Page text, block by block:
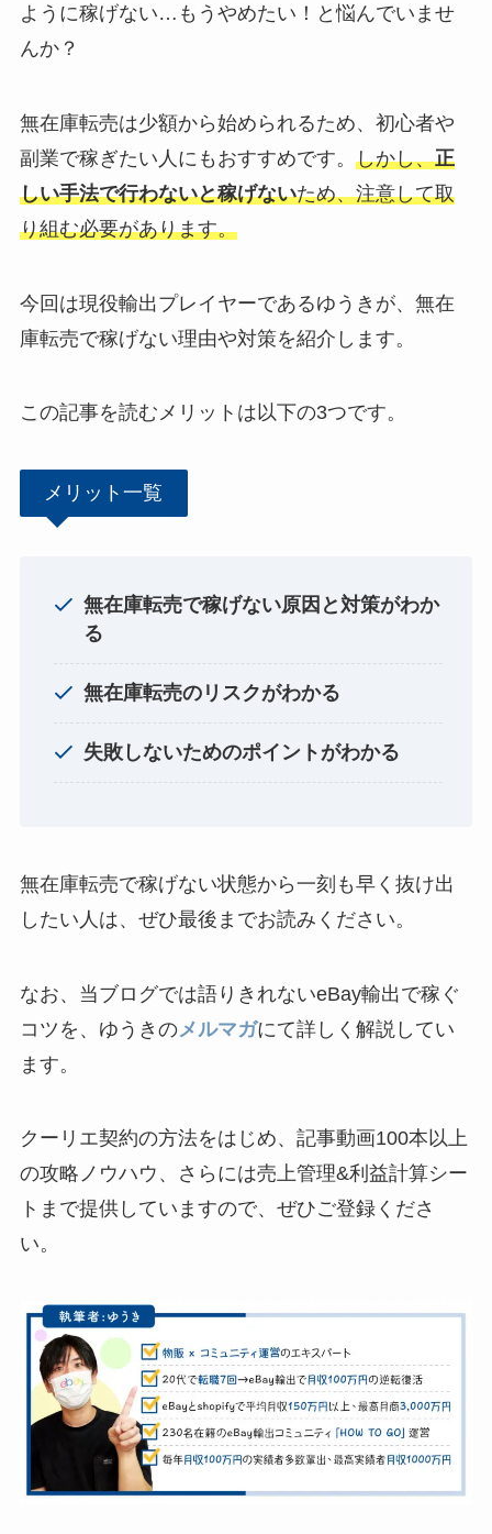
ように稼げない…もうやめたい！と悩んでいませ
んか？
無在庫転売は少額から始められるため、初心者や
副業で稼ぎたい人にもおすすめです。 しかし、正
しい手法で行わないと稼げないため、注意して取
り組む必要があります。
今回は現役輸出プレイヤーであるゆうきが、無在
庫転売で稼げない理由や対策を紹介します。
この記事を読むメリットは以下の3つです。
メリット一覧
無在庫転売で稼げない原因と対策がわか
る
無在庫転売のリスクがわかる
失敗しないためのポイントがわかる
無在庫転売で稼げない状態から一刻も早く抜け出
したい人は、ぜひ最後までお読みください。
なお、当ブログでは語りきれないeBay輸出で稼ぐ
コツを、ゆうきのメルマガにて詳しく解説してい
ます。
クーリエ契約の方法をはじめ、記事動画100本以上
の攻略ノウハウ、さらには売上管理&利益計算シー
トまで提供していますので、ぜひご登録くださ
い。